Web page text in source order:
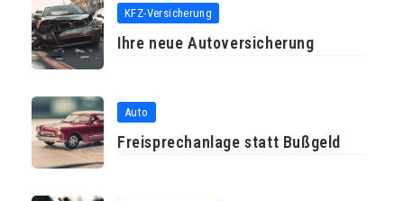
KFZ-Versicherung
Ihre neue Autoversicherung
Auto
Freisprechanlage statt Bußgeld